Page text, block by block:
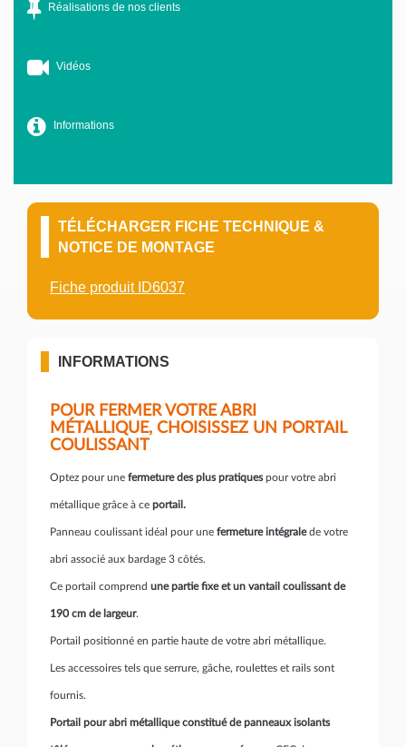
Réalisations de nos clients
Vidéos
Informations
TÉLÉCHARGER FICHE TECHNIQUE &
NOTICE DE MONTAGE
Fiche produit ID6037
INFORMATIONS
POUR FERMER VOTRE ABRI
MÉTALLIQUE, CHOISISSEZ UN PORTAIL
COULISSANT
Optez pour une fermeture des plus pratiquespour votre abri
métallique grâce à ce portail.
Panneau coulissant idéal pour une fermeture intégralede votre
abri associé aux bardage 3 côtés.
Ce portail comprend une partie fixe et un vantail coulissant de
190 cm de largeur.
Portail positionné en partie haute de votre abri métallique.
Les accessoires tels que serrure, gâche, roulettes et rails sont
fournis.
Portail pour abri métallique constitué de panneaux isolants